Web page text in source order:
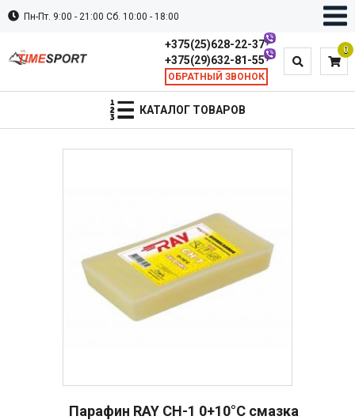
Пн-Пт. 9:00 - 21:00 Сб. 10:00 - 18:00
0
+375(25)628-22-37
+375(29)632-81-55
ОБРАТНЫЙ ЗВОНОК
КАТАЛОГ ТОВАРОВ
Парафин RAY CH-1 0+10°С смазка